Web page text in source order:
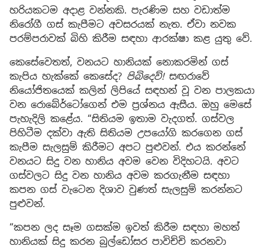
හරියකටම අදාළ වන්නකි. පැරණිම සහ වඩාත්ම
නිරෝගී ගස් කැපීමට අවසරයක් නැත. ඒවා නවක
පරම්පරාවක් බිහි කිරීම සඳහා ආරක්ෂා කළ යුතු වේ.
කෙසේවෙතත්, වනයට හානියක් නොකරමින් ගස්
කැපිය හැක්කේ කෙසේද? පිබිදෙව්!සඟරාවේ
නියෝජිතයෙක් කලින් ලිපියේ සඳහන් වූ වන පාලකයා
වන රොබේර්ටෝගෙන් එම ප්‍රශ්නය ඇසීය. ඔහු මෙසේ
පැහැදිලි කළේය. “සිතියම ඉතාම වැදගත්. ගස්වල
පිහිටීම දක්වා ඇති සිතියම උපයෝගි කරගෙන ගස්
කැපීම සැලසුම් කිරීමට අපට පුළුවන්. එය කරන්නේ
වනයට සිදු වන හානිය අවම වෙන විදිහටයි. අවට
ගස්වලට සිදු වන හානිය අවම කරගැනීම සඳහා
කපන ගස් වැටෙන දිශාව වුණත් සැලසුම් කරන්නට
පුළුවන්.
“කපන ලද සෑම ගසක්ම ඉවත් කිරීම සඳහා මහත්
හානියක් සිදු කරන බුල්ඩෝසර පාවිච්චි කරනවා